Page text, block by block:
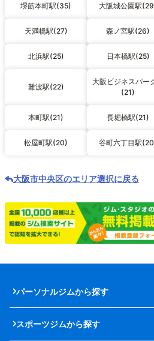
堺筋本町駅(35) 大阪城公園駅
天満橋駅(27) 森ノ宮駅(26)
北浜駅(25) 日本橋駅(25)
難波駅(22)
大阪ビジネスパー
(21)
本町駅(21) 長堀橋駅(21)
松屋町駅(20) 谷町六丁目駅
大阪市中央区のエリア選択に戻る
パーソナルジムから探す
スポーツジムから探す